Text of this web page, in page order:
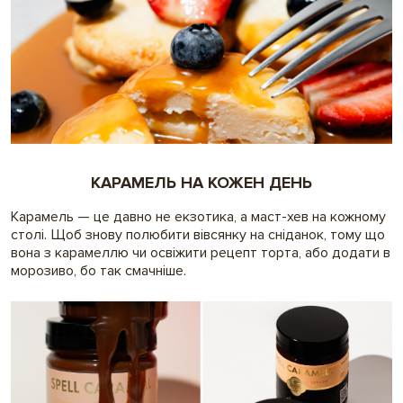
КАРАМЕЛЬ НА КОЖЕН ДЕНЬ
Карамель — це давно не екзотика, а маст-хев на кожному
столі. Щоб знову полюбити вівсянку на сніданок, тому що
вона з карамеллю чи освіжити рецепт торта, або додати в
морозиво, бо так смачніше.